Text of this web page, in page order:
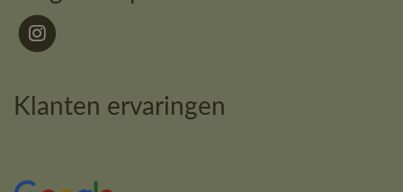
Klanten ervaringen